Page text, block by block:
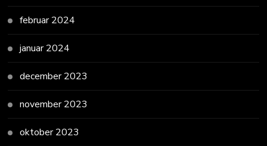
februar 2024
januar 2024
december 2023
november 2023
oktober 2023